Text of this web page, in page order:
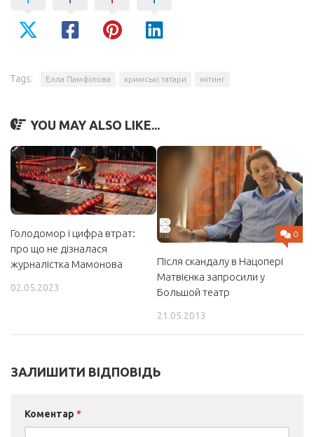
Tags: Елла Памфілова кримські татари мітинг
YOU MAY ALSO LIKE...
Голодомор і цифра втрат:
про що не дізналася
журналістка Мамонова
02.05.2023
0
Після скандалу в Нацопері
Матвієнка запросили у
Большой театр
21.05.2013
ЗАЛИШИТИ ВІДПОВІДЬ
Коментар *